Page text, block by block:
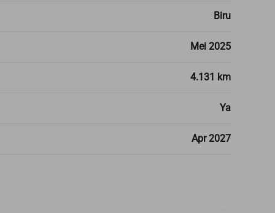
Biru
Mei 2025
4.131 km
Ya
Apr 2027